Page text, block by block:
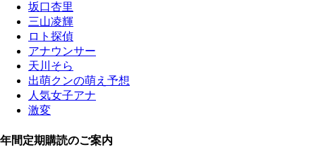
坂口杏里
三山凌輝
ロト探偵
アナウンサー
天川そら
出萌クンの萌え予想
人気女子アナ
激変
年間定期購読のご案内